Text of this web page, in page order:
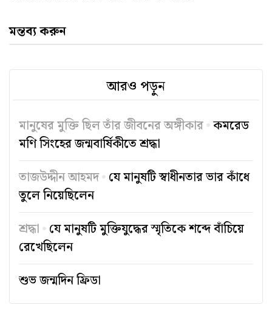
মন্তব্য করুন
আরও পড়ুন
মানুষের মুক্তি ছিল তাঁর জীবনের অঙ্গীকার কমরেড
মণি সিংহের জন্মবার্ষিকীতে শ্রদ্ধা
তাজউদ্দীন আহমদ যে মানুষটি স্বাধীনতার ভার কাঁধে
তুলে নিয়েছিলেন
শ্রদ্ধা যে মানুষটি মুক্তিযুদ্ধের স্মৃতিকে শব্দে বাঁচিয়ে
রেখেছিলেন
শুভ জন্মদিন ফ্রিডা